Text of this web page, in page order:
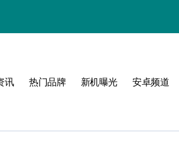
讯 热门品牌 新机曝光 安卓频道